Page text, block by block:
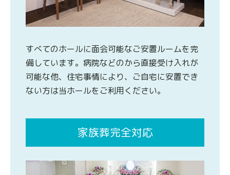
すべてのホールに面会可能なご安置ルームを完
備しています。病院などのから直接受け入れが
可能な他、住宅事情により、ご自宅に安置でき
ない方は当ホールをご利用ください。
家族葬完全対応